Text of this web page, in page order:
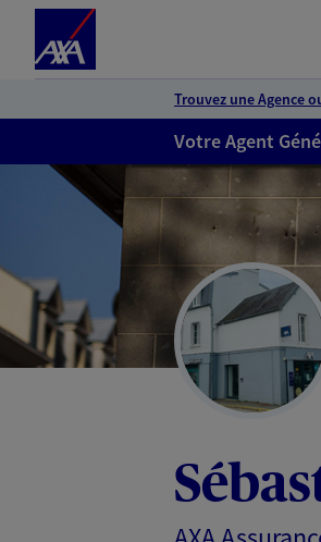
Trouvez une Agence
Votre Agent